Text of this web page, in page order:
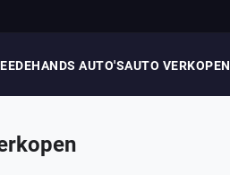
AUTO'SAUTO VERKOPEN